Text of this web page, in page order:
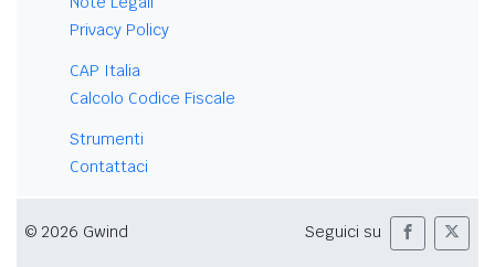
Privacy Policy
CAP Italia
Calcolo Codice Fiscale
Strumenti
Contattaci
© 2026 Gwind Seguici su